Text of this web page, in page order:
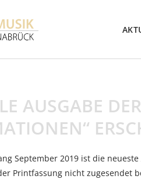
AUSGABE
September 2019 ist die
Printfassung nicht zugesendet